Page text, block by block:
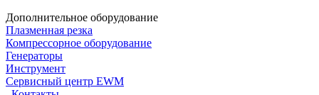
Дополнительное оборудование
Плазменная резка
Компрессорное оборудование
Генераторы
Инструмент
Сервисный центр EWM